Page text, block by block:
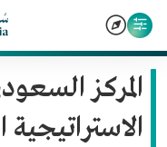
المركز
الاستراتيجية